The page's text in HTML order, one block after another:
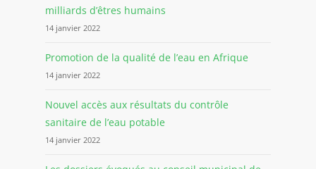
milliards d’êtres humains
14 janvier 2022
Promotion de la qualité de l’eau en Afrique
14 janvier 2022
Nouvel accès aux résultats du contrôle
sanitaire de l’eau potable
14 janvier 2022